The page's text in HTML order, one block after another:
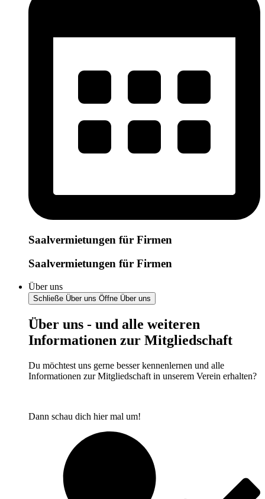
Saalvermietungen für Firmen
Saalvermietungen für Firmen
Über uns
Schließe Über uns Öffne Über uns
Über uns - und alle weiteren
Informationen zur Mitgliedschaft
Du möchtest uns gerne besser kennenlernen und alle
Informationen zur Mitgliedschaft in unserem Verein erhalten?
Dann schau dich hier mal um!